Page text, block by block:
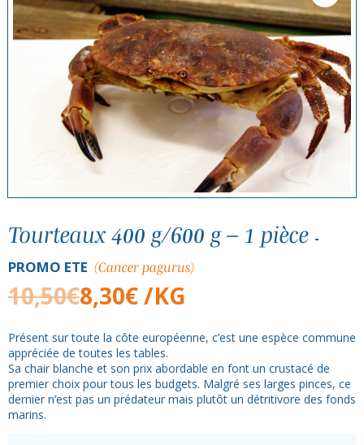
Tourteaux 400 g/600 g – 1 pièce
PROMO ETE (Cancer pagurus)
10,50€8,30€/KG
Présent sur toute la côte européenne, c’est une espèce commune
appréciée de toutes les tables.
Sa chair blanche et son prix abordable en font un crustacé de
premier choix pour tous les budgets. Malgré ses larges pinces, ce
dernier n’est pas un prédateur mais plutôt un détritivore des fonds
marins.